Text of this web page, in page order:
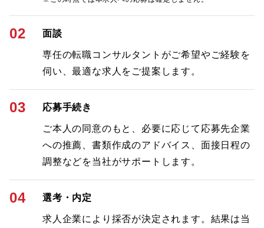
02 面談
専任の転職コンサルタントがご希望やご経験を
伺い、最適な求人をご提案します。
03 応募手続き
ご本人の同意のもと、必要に応じて応募先企業
への推薦、書類作成のアドバイス、面接日程の
調整などを当社がサポートします。
04 選考・内定
求人企業により採否が決定されます。結果は当